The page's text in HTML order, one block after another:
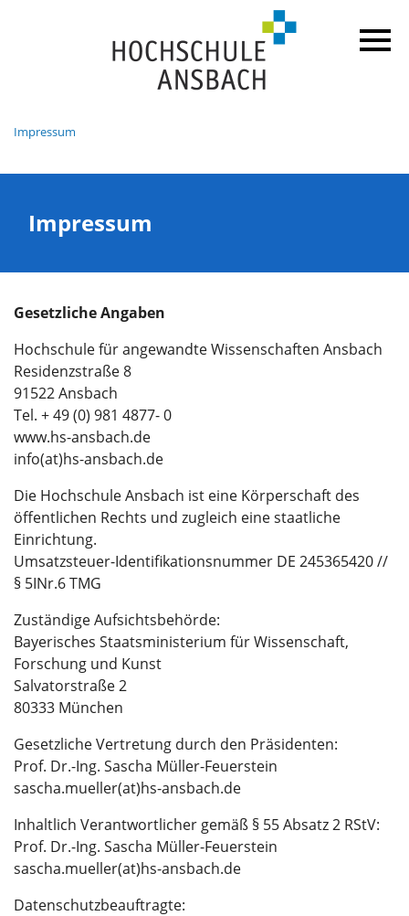
Impressum
Impressum
Gesetzliche Angaben
Hochschule für angewandte Wissenschaften Ansbach
Residenzstraße 8
91522 Ansbach
Tel. + 49 (0) 981 4877- 0
www.hs-ansbach.de
info(at)hs-ansbach.de
Die Hochschule Ansbach ist eine Körperschaft des
öffentlichen Rechts und zugleich eine staatliche
Einrichtung.
Umsatzsteuer-Identifikationsnummer DE 245365420 //
§ 5INr.6 TMG
Zuständige Aufsichtsbehörde:
Bayerisches Staatsministerium für Wissenschaft,
Forschung und Kunst
Salvatorstraße 2
80333 München
Gesetzliche Vertretung durch den Präsidenten:
Prof. Dr.-Ing. Sascha Müller-Feuerstein
sascha.mueller(at)hs-ansbach.de
Inhaltlich Verantwortlicher gemäß § 55 Absatz 2 RStV:
Prof. Dr.-Ing. Sascha Müller-Feuerstein
sascha.mueller(at)hs-ansbach.de
Datenschutzbeauftragte: